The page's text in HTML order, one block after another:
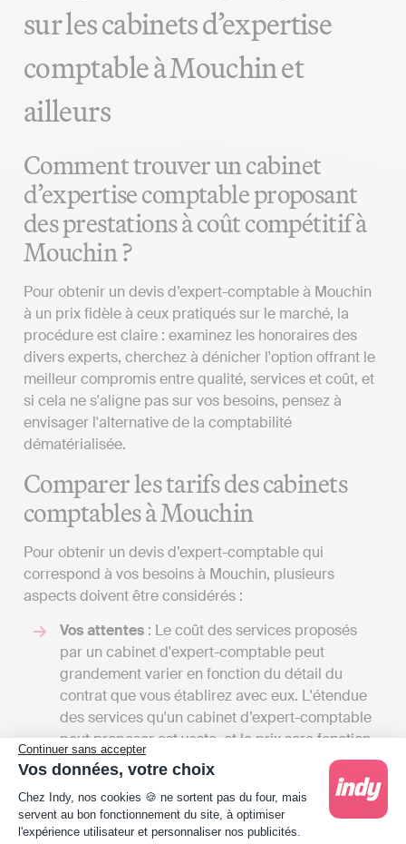
Continuer sans accepter
Vos données, votre choix
Plateforme de Gestion du Consentement :
Chez Indy, nos cookies 🍪 ne sortent pas du four, mais
servent au bon fonctionnement du site, à optimiser
l'expérience utilisateur et personnaliser nos publicités.
sur les cabinets d’expertise
comptable à Mouchin et
ailleurs
Comment trouver un cabinet
d’expertise comptable proposant
des prestations à coût compétitif à
Mouchin ?
Pour obtenir un devis d’expert-comptable à Mouchin
à un prix fidèle à ceux pratiqués sur le marché, la
procédure est claire : examinez les honoraires des
divers experts, cherchez à dénicher l'option offrant le
meilleur compromis entre qualité, services et coût, et
si cela ne s'aligne pas sur vos besoins, pensez à
envisager l'alternative de la comptabilité
dématérialisée.
Comparer les tarifs des cabinets
comptables à Mouchin
Pour obtenir un devis d’expert-comptable qui
correspond à vos besoins à Mouchin, plusieurs
aspects doivent être considérés :
Vos attentes : Le coût des services proposés
par un cabinet d'expert-comptable peut
grandement varier en fonction du détail du
contrat que vous établirez avec eux. L'étendue
des services qu'un cabinet d’expert-comptable
peut proposer est vaste, et le prix sera fonction
du nombre de tâches qu'il assurera pour vous.
En échangeant avec plusieurs spécialistes, vous
aurez la possibilité de recevoir divers devis et
de comparer les coûts par rapport aux services